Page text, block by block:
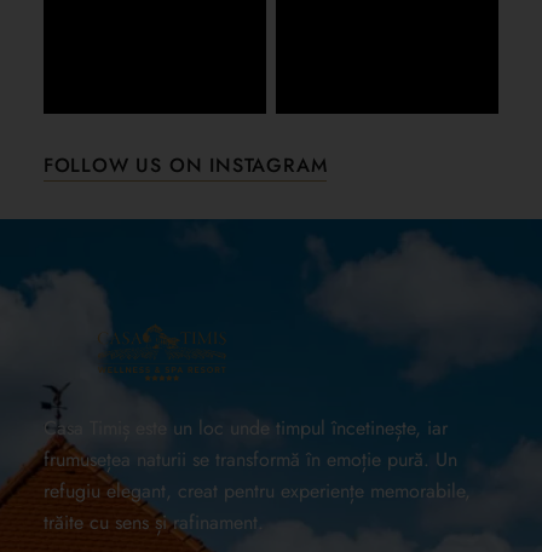
FOLLOW US ON INSTAGRAM
Casa Timiș este un loc unde timpul încetinește, iar
frumusețea naturii se transformă în emoție pură. Un
refugiu elegant, creat pentru experiențe memorabile,
trăite cu sens și rafinament.